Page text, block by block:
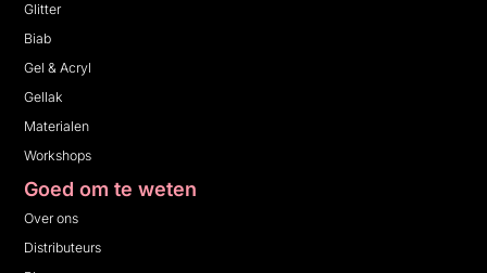
Glitter
Biab
Gel & Acryl
Gellak
Materialen
Workshops
Goed om te weten
Over ons
Distributeurs